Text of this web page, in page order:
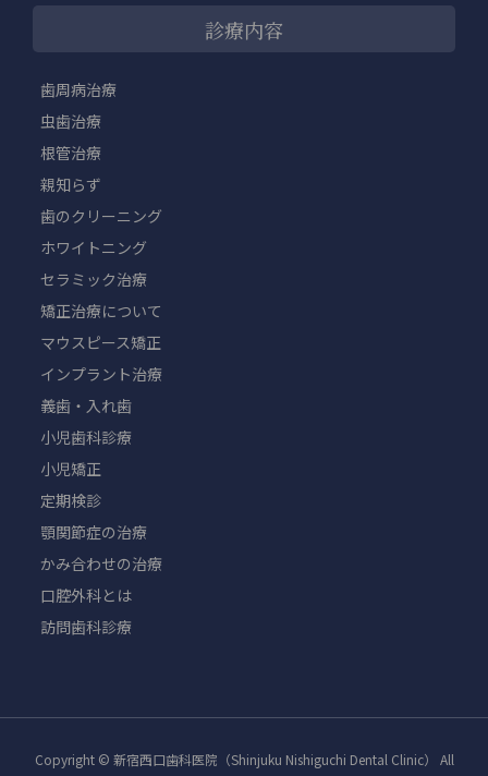
診療内容
歯周病治療
虫歯治療
根管治療
親知らず
歯のクリーニング
ホワイトニング
セラミック治療
矯正治療について
マウスピース矯正
インプラント治療
義歯・入れ歯
小児歯科診療
小児矯正
定期検診
顎関節症の治療
かみ合わせの治療
口腔外科とは
訪問歯科診療
Copyright © 新宿西口歯科医院（Shinjuku Nishiguchi Dental Clinic） All